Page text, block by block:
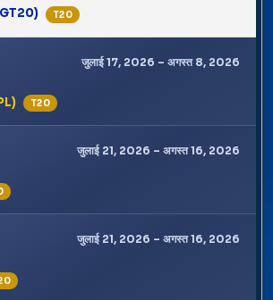
T20
T20
जुलाई 17, 2026 – अगस्त 8, 2026
जुलाई 21, 2026 – अगस्त 16, 2026
जुलाई 21, 2026 – अगस्त 16, 2026